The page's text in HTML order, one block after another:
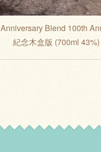
Blend 100th
紀念木盒版 (700ml 43%)